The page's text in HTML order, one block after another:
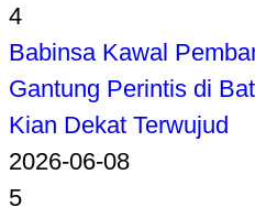
4
Babinsa Kawal
Gantung Perintis di
Kian Dekat Terwujud
2026-06-08
5